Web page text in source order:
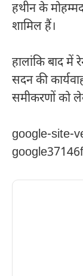
हथीन के
शामिल हैं।
हालांकि बाद में
सदन की
समीकरणों को
google-site-